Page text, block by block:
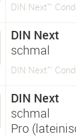
DIN Next™
DIN Next
schmal
DIN Next™
DIN Next
schmal
Pro